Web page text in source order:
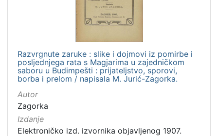
Nakladnička
cjelina
Zagreb na pragu modernog doba
Digitalizirana zagrebačka baština
Razvrgnute zaruke : slike i dojmovi iz pomirbe i
posljednjega rata s Magjarima u zajedničkom
saboru u Budimpešti : prijateljstvo, sporovi,
borba i prelom / napisala M. Jurić-Zagorka.
Autor
Zagorka
Izdanje
Elektroničko izd. izvornika objavljenog 1907.